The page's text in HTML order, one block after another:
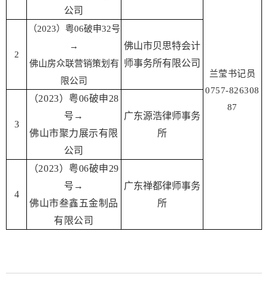
公司
兰莹书记员
0757-826308
87
2
（2023）粤06破申32号
→
佛山房众联营销策划有
限公司
佛山市贝思特会计
师事务所有限公司
3
（2023）粤06破申28
号→
佛山市聚力展示有限
公司
广东源浩律师事务
所
4
（2023）粤06破申29
号→
佛山市叁鑫五金制品
有限公司
广东禅都律师事务
所